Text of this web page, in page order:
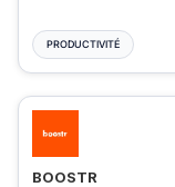
PRODUCTIVITÉ
BOOSTR